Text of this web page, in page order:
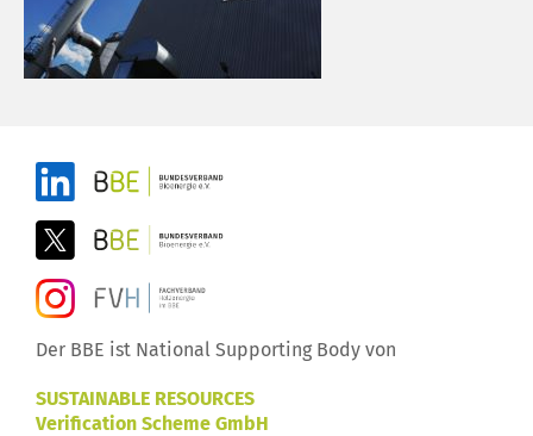
Der BBE ist National Supporting Body von
SUSTAINABLE RESOURCES
Verification Scheme GmbH